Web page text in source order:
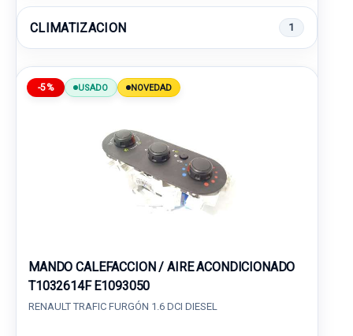
CLIMATIZACION 1
-5% USADO NOVEDAD
MANDO CALEFACCION / AIRE ACONDICIONADO
T1032614F E1093050
RENAULT TRAFIC FURGÓN 1.6 DCI DIESEL